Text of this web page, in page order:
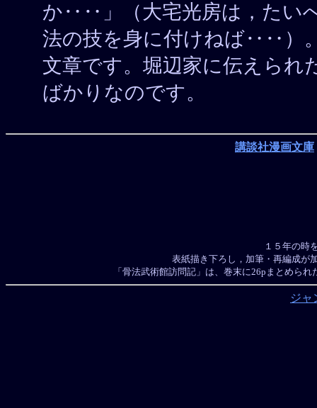
か‥‥」（大宅光房は，たい
法の技を身に付けねば‥‥）
文章です。堀辺家に伝えられ
ばかりなのです。
講談社漫画文庫
１５年の時
表紙描き下ろし，加筆・再編成が
「骨法武術館訪問記」は、巻末に26pまとめら
ジャ